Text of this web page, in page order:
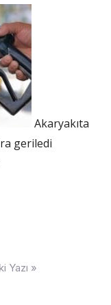
Akaryakıta
geriledi
Yazı »